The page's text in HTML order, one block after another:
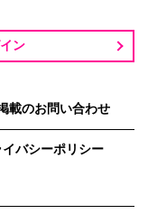
ン
載のお問い合わせ
イバシーポリシー